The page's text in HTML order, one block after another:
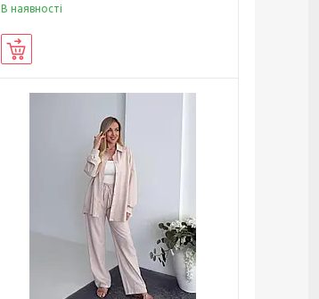
В наявності